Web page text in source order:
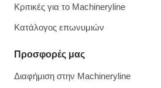
Κριτικές για το Machineryline
Κατάλογος επωνυμιών
Προσφορές μας
Διαφήμιση στην Machineryline